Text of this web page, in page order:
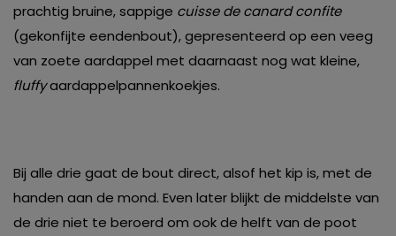
prachtig bruine, sappige cuisse de canard confite
(gekonfijte eendenbout), gepresenteerd op een veeg
van zoete aardappel met daarnaast nog wat kleine,
fluffyaardappelpannenkoekjes.
Bij alle drie gaat de bout direct, alsof het kip is, met de
handen aan de mond. Even later blijkt de middelste van
de drie niet te beroerd om ook de helft van de poot